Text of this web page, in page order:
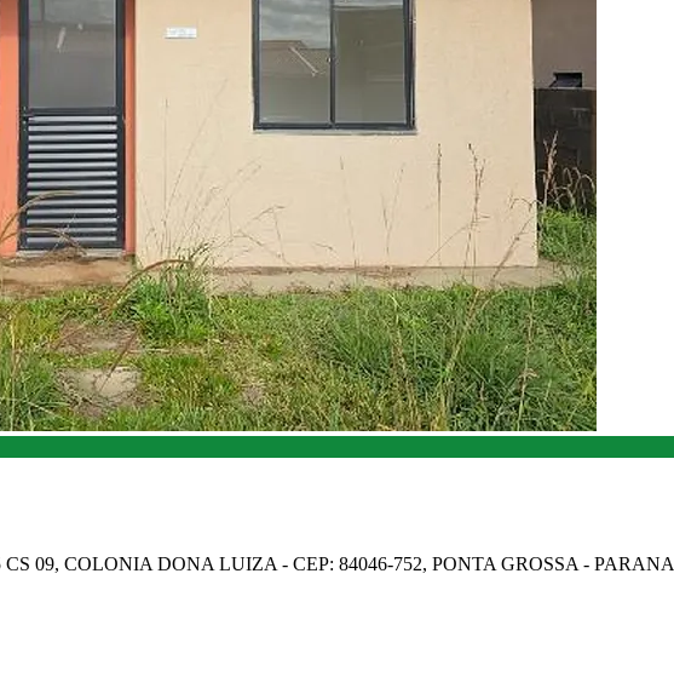
09, COLONIA DONA LUIZA - CEP: 84046-752, PONTA GROSSA - PARANA